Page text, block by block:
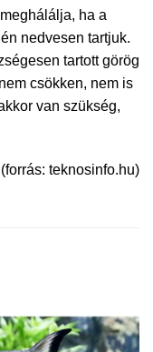
ha a
nedvesen tartjuk.
tartott görög
csökken, nem is
van szükség,
(forrás: teknosinfo.hu)